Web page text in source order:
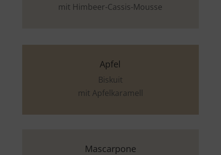
mit Himbeer-Cassis-Mousse
Apfel
Biskuit
mit Apfelkaramell
Mascarpone